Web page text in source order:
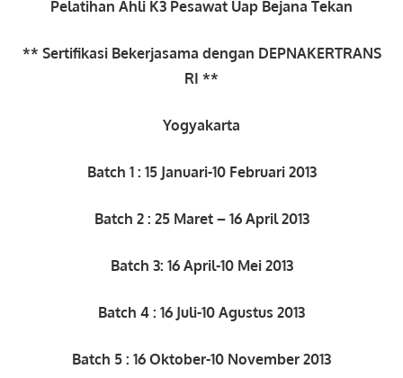
Pelatihan Ahli K3 Pesawat Uap Bejana Tekan
** Sertifikasi Bekerjasama dengan DEPNAKERTRANS
RI **
Yogyakarta
Batch 1 : 15 Januari-10 Februari 2013
Batch 2 : 25 Maret – 16 April 2013
Batch 3: 16 April-10 Mei 2013
Batch 4 : 16 Juli-10 Agustus 2013
Batch 5 : 16 Oktober-10 November 2013